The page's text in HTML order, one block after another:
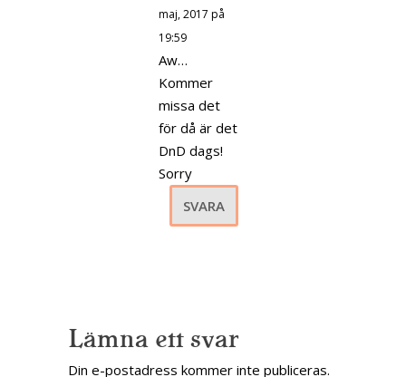
maj, 2017 på
19:59
Aw…
Kommer
missa det
för då är det
DnD dags!
Sorry
SVARA
Lämna ett svar
Din e-postadress kommer inte publiceras.